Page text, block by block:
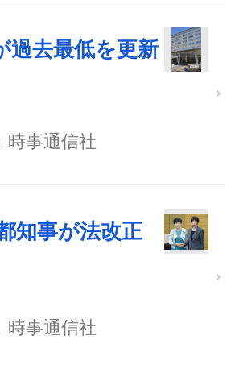
過去最低を更新
時事通信社
知事が法改正
時事通信社